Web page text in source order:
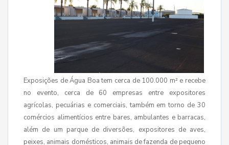
Exposições de Água Boa tem cerca de 100.000 m² e recebe
no evento, cerca de 60 empresas entre expositores
agrícolas, pecuárias e comerciais, também em torno de 30
comércios alimentícios entre bares, ambulantes e barracas,
além de um parque de diversões, expositores de aves,
peixes, animais domésticos, animais de fazenda de pequeno